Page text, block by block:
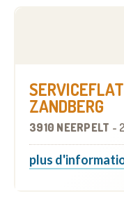
ZANDBERG
3910 NEERPELT -
plus